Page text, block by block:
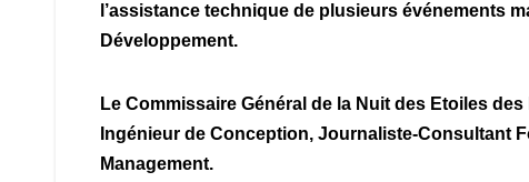
l’assistance technique de plusieurs événements
Développement.
Le Commissaire Général de la Nuit des Etoiles
Ingénieur de Conception, Journaliste-Consultant
Management.